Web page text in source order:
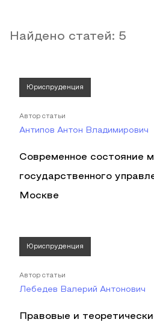
Найдено статей: 5
Юриспруденция
Автор статьи
Антипов Антон Владимирович
Современное состояние
государственного
Москве
Юриспруденция
Автор статьи
Лебедев Валерий Антонович
Правовые и